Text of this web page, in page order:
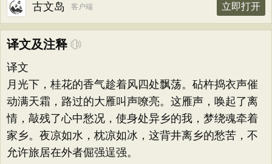
古文岛 客户端 立即打开
译文及注释
译文
月光下，桂花的香气趁着风四处飘荡。砧杵捣衣声催
动满天霜，路过的大雁叫声嘹亮。这雁声，唤起了离
情，敲残了心中愁况，使身处异乡的我，梦绕魂牵着
家乡。夜凉如水，枕凉如冰，这背井离乡的愁苦，不
允许旅居在外者倔强逞强。